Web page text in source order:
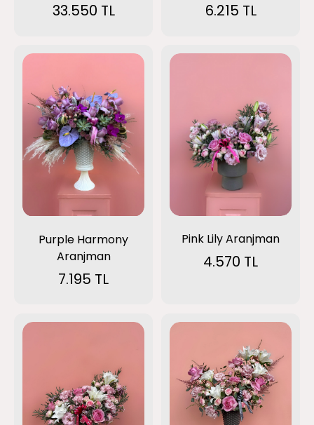
33.550 TL 6.215 TL
Purple Harmony
Aranjman
7.195 TL
Pink Lily Aranjman
4.570 TL